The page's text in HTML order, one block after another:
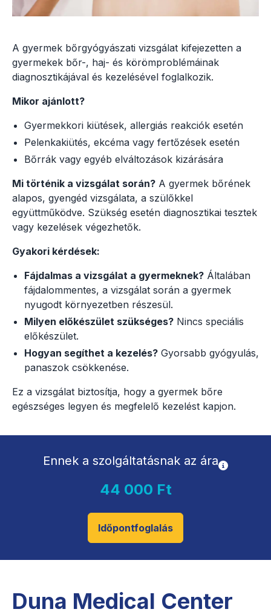
A gyermek bőrgyógyászati vizsgálat kifejezetten a
gyermekek bőr-, haj- és körömproblémáinak
diagnosztikájával és kezelésével foglalkozik.
Mikor ajánlott?
Gyermekkori kiütések, allergiás reakciók esetén
Pelenkakiütés, ekcéma vagy fertőzések esetén
Bőrrák vagy egyéb elváltozások kizárására
Mi történik a vizsgálat során? A gyermek bőrének
alapos, gyengéd vizsgálata, a szülőkkel
együttműködve. Szükség esetén diagnosztikai tesztek
vagy kezelések végezhetők.
Gyakori kérdések:
Fájdalmas a vizsgálat a gyermeknek? Általában
fájdalommentes, a vizsgálat során a gyermek
nyugodt környezetben részesül.
Milyen előkészület szükséges? Nincs speciális
előkészület.
Hogyan segíthet a kezelés? Gyorsabb gyógyulás,
panaszok csökkenése.
Ez a vizsgálat biztosítja, hogy a gyermek bőre
egészséges legyen és megfelelő kezelést kapjon.
Ennek a szolgáltatásnak az ára
44 000 Ft
Időpontfoglalás
Duna Medical Center